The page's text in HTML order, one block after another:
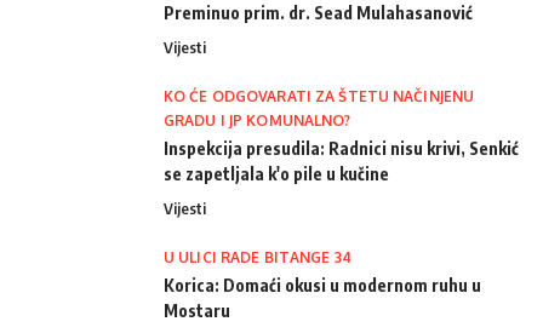
Preminuo prim. dr. Sead Mulahasanović
Vijesti
KO ĆE ODGOVARATI ZA ŠTETU NAČINJENU
GRADU I JP KOMUNALNO?
Inspekcija presudila: Radnici nisu krivi, Senkić
se zapetljala k'o pile u kučine
Vijesti
U ULICI RADE BITANGE 34
Korica: Domaći okusi u modernom ruhu u
Mostaru